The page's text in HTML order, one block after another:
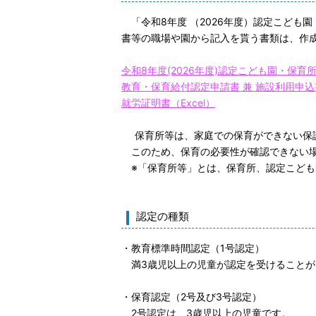
「令和8年度 （2026年度）認定こども
書等の職場や園から記入を貰う書類は、作
令和8年度(2026年度)認定こども園・保育
教育・保育給付認定申請書 兼 施設利用申
就労証明書（Excel）
保育所等は、家庭での保育ができない
このため、保育の必要性が確認できない
※「保育所等」とは、保育所、認定こど
認定の種類
・教育標準時間認定（1号認定）
満3歳児以上の児童が認定を受けること
・保育認定（2号及び3号認定）
2号認定は、3歳児以上の児童です。